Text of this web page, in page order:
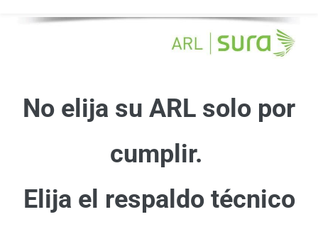
No elija su ARL solo por
cumplir.
Elija el respaldo técnico